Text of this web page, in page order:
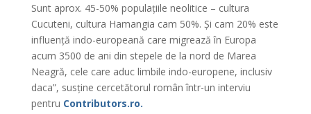
Sunt aprox. 45-50% populațiile neolitice – cultura
Cucuteni, cultura Hamangia cam 50%. Și cam 20% este
influență indo-europeană care migrează în Europa
acum 3500 de ani din stepele de la nord de Marea
Neagră, cele care aduc limbile indo-europene, inclusiv
daca”, susține cercetătorul român într-un interviu
pentru Contributors.ro.